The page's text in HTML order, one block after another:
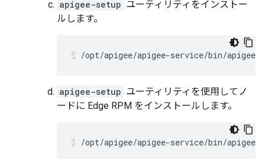
apigee-setup ユーティリティをインストー
ルします。
/opt/apigee/apigee-service/bin/
apigee-setup ユーティリティを使用してノ
ードに Edge RPM をインストールします。
/opt/apigee/apigee-service/bin/